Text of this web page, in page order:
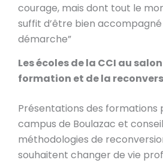
courage, mais dont tout le
suffit d’être bien
démarche”
Les écoles de la CCI au
formation et de la
Présentations des formations
campus de Boulazac et
méthodologies de
souhaitent changer de vie